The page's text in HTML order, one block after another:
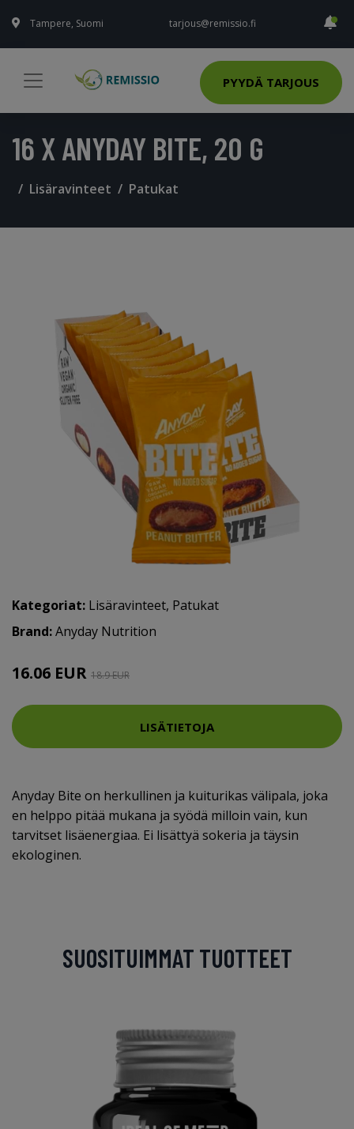
Tampere, Suomi tarjous@remissio.fi
PYYDÄ TARJOUS
16 X ANYDAY BITE, 20 G
Lisäravinteet Patukat
Kategoriat: Lisäravinteet, Patukat
Brand:Anyday Nutrition
16.06 EUR 18.9 EUR
LISÄTIETOJA
Anyday Bite on herkullinen ja kuiturikas välipala, joka
en helppo pitää mukana ja syödä milloin vain, kun
tarvitset lisäenergiaa. Ei lisättyä sokeria ja täysin
ekologinen.
SUOSITUIMMAT TUOTTEET